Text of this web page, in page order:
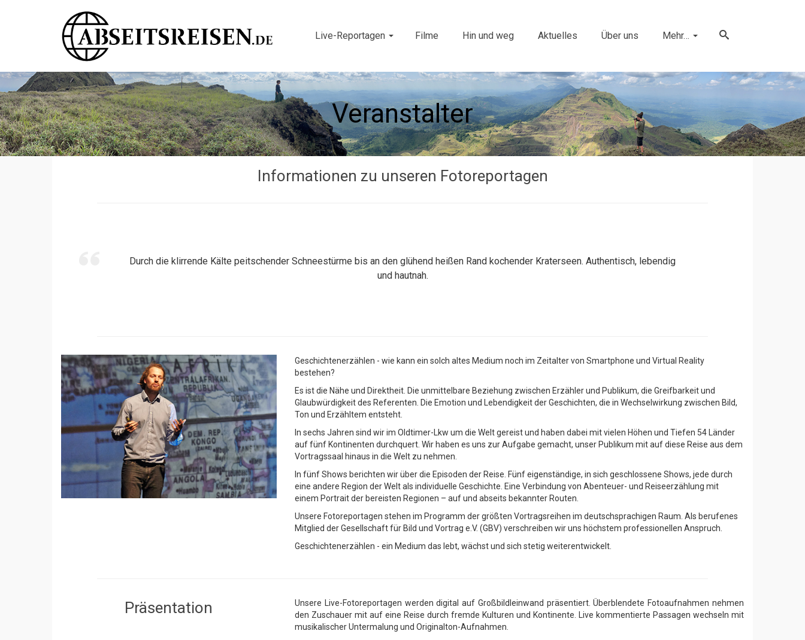
Live-Reportagen Filme Hin und weg Aktuelles Über uns Mehr…
Veranstalter
Informationen zu unseren Fotoreportagen
Durch die klirrende Kälte peitschender Schneestürme bis an den glühend heißen Rand kochender Kraterseen. Authentisch, lebendig
und hautnah.
Geschichtenerzählen - wie kann ein solch altes Medium noch im Zeitalter von Smartphone und Virtual Reality
bestehen?
Es ist die Nähe und Direktheit. Die unmittelbare Beziehung zwischen Erzähler und Publikum, die Greifbarkeit und
Glaubwürdigkeit des Referenten. Die Emotion und Lebendigkeit der Geschichten, die in Wechselwirkung zwischen Bild,
Ton und Erzähltem entsteht.
In sechs Jahren sind wir im Oldtimer-Lkw um die Welt gereist und haben dabei mit vielen Höhen und Tiefen 54 Länder
auf fünf Kontinenten durchquert. Wir haben es uns zur Aufgabe gemacht, unser Publikum mit auf diese Reise aus dem
Vortragssaal hinaus in die Welt zu nehmen.
In fünf Shows berichten wir über die Episoden der Reise. Fünf eigenständige, in sich geschlossene Shows, jede durch
eine andere Region der Welt als individuelle Geschichte. Eine Verbindung von Abenteuer- und Reiseerzählung mit
einem Portrait der bereisten Regionen – auf und abseits bekannter Routen.
Unsere Fotoreportagen stehen im Programm der größten Vortragsreihen im deutschsprachigen Raum. Als berufenes
Mitglied der Gesellschaft für Bild und Vortrag e.V. (GBV) verschreiben wir uns höchstem professionellen Anspruch.
Geschichtenerzählen - ein Medium das lebt, wächst und sich stetig weiterentwickelt.
Präsentation
Unsere Live-Fotoreportagen werden digital auf Großbildleinwand präsentiert. Überblendete Fotoaufnahmen nehmen
den Zuschauer mit auf eine Reise durch fremde Kulturen und Kontinente. Live kommentierte Passagen wechseln mit
musikalischer Untermalung und Originalton-Aufnahmen.